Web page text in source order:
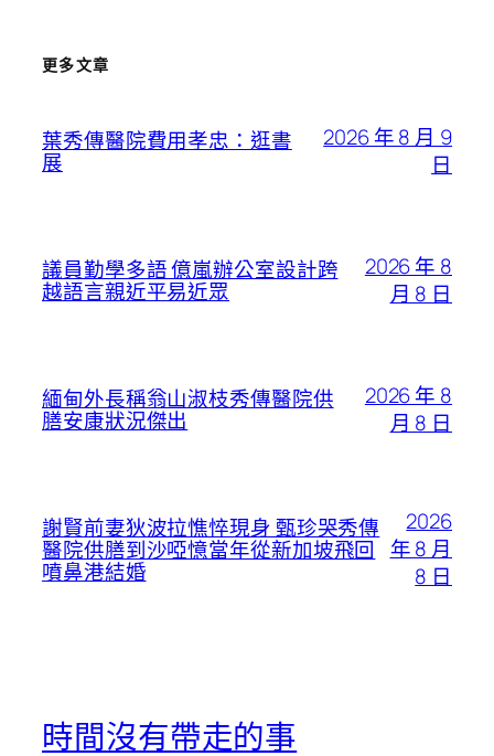
更多文章
葉秀傳醫院費用孝忠：逛書
展
2026 年 8 月 9
日
議員勤學多語 億嵐辦公室設計跨
越語言親近平易近眾
2026 年 8
月 8 日
緬甸外長稱翁山淑枝秀傳醫院供
膳安康狀況傑出
2026 年 8
月 8 日
謝賢前妻狄波拉憔悴現身 甄珍哭秀傳
醫院供膳到沙啞憶當年從新加坡飛回
噴鼻港結婚
2026
年 8 月
8 日
時間沒有帶走的事